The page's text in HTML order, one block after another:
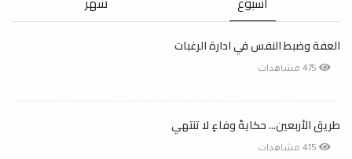
العفة وضبط النفس في ادارة الرغبات
طريق الأربعين... حكايةُ وفاءٍ لا تنتهي